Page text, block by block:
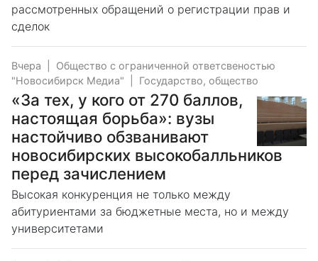
рассмотренных обращений о регистрации прав и
сделок
Вчера
Общество с ограниченной ответсвеностью
"Новосибирск Медиа"
Государство, общество
«За тех, у кого от 270 баллов,
настоящая борьба»: вузы
настойчиво обзванивают
новосибирских высокобалльников
перед зачислением
Высокая конкуренция не только между
абитуриентами за бюджетные места, но и между
университетами